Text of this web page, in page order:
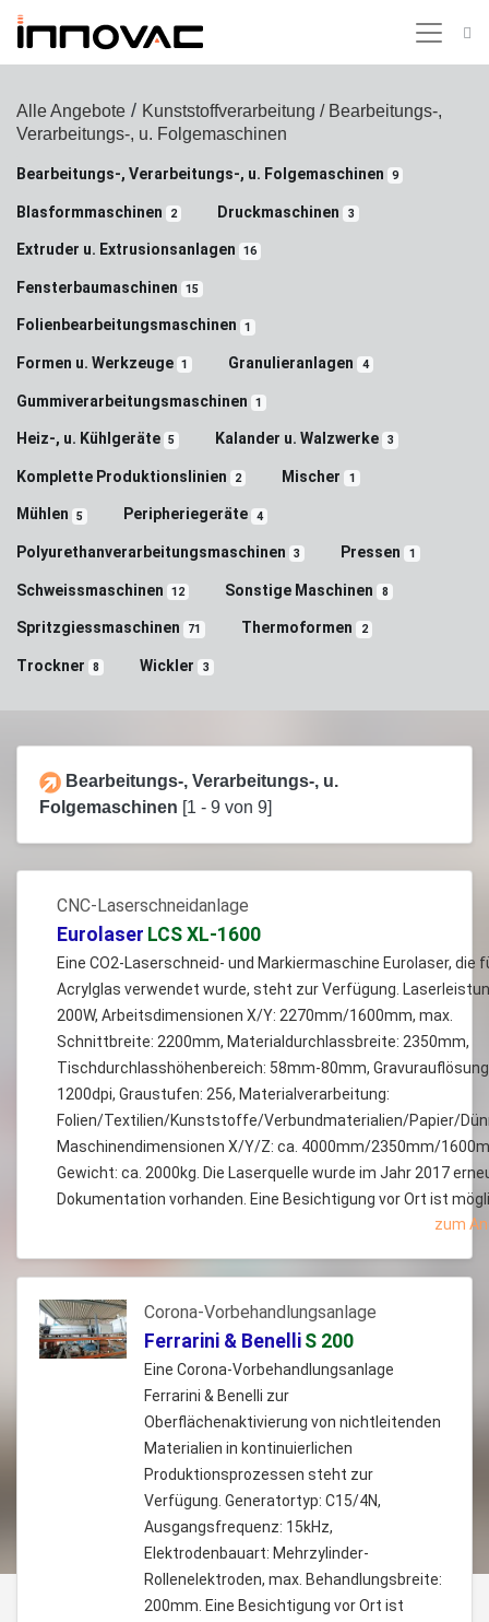
Alle Angebote / Kunststoffverarbeitung / Bearbeitungs-,
Verarbeitungs-, u. Folgemaschinen
Bearbeitungs-, Verarbeitungs-, u. Folgemaschinen 9
Blasformmaschinen 2 Druckmaschinen 3
Extruder u. Extrusionsanlagen 16
Fensterbaumaschinen 15
Folienbearbeitungsmaschinen 1
Formen u. Werkzeuge 1 Granulieranlagen 4
Gummiverarbeitungsmaschinen 1
Heiz-, u. Kühlgeräte 5 Kalander u. Walzwerke 3
Komplette Produktionslinien 2 Mischer 1
Mühlen 5 Peripheriegeräte 4
Polyurethanverarbeitungsmaschinen 3 Pressen 1
Schweissmaschinen 12 Sonstige Maschinen 8
Spritzgiessmaschinen 71 Thermoformen 2
Trockner 8 Wickler 3
Bearbeitungs-, Verarbeitungs-, u.
Folgemaschinen [1 - 9 von 9]
CNC-Laserschneidanlage
Eurolaser LCS XL-1600
Eine CO2-Laserschneid- und Markiermaschine Eurolaser, die
Acrylglas verwendet wurde, steht zur Verfügung.
200W, Arbeitsdimensionen X/Y: 2270mm/1600mm, max.
Schnittbreite: 2200mm, Materialdurchlassbreite: 2350mm,
Tischdurchlasshöhenbereich: 58mm-80mm,
1200dpi, Graustufen: 256, Materialverarbeitung:
Folien/Textilien/Kunststoffe/Verbundmaterialien/Papier/
Maschinendimensionen X/Y/Z: ca. 4000mm/2350mm/
Gewicht: ca. 2000kg. Die Laserquelle wurde im Jahr 2017
Dokumentation vorhanden. Eine Besichtigung vor Ort ist
zum
Corona-Vorbehandlungsanlage
Ferrarini & Benelli S 200
Eine Corona-Vorbehandlungsanlage
Ferrarini & Benelli zur
Oberflächenaktivierung von nichtleitenden
Materialien in kontinuierlichen
Produktionsprozessen steht zur
Verfügung. Generatortyp: C15/4N,
Ausgangsfrequenz: 15kHz,
Elektrodenbauart: Mehrzylinder-
Rollenelektroden, max. Behandlungsbreite:
200mm. Eine Besichtigung vor Ort ist